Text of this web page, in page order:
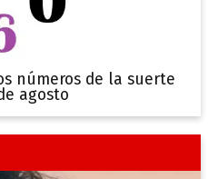
números de la suerte
agosto